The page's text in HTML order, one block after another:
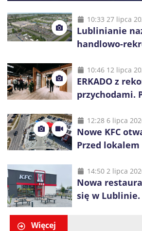
10:33 27 lipca
Lublinianie
handlowo-
10:46 12 lipca
ERKADO z
przychodami.
inwestycje
12:28 6 lipca
Nowe KFC
Przed lokalem
14:50 2 lipca
Nowa
się w
Więcej